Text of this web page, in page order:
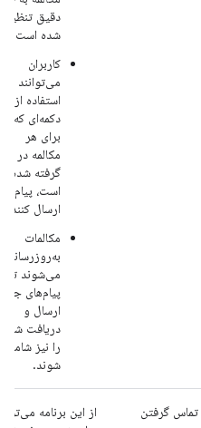
دقیق تنظیم
شده است.
کاربران
می‌توانند با
استفاده از
دکمه‌ای که
برای هر
مکالمه در
گرفته شده
است، پیام
ارسال کنند.
مکالمات
به‌روزرسانی
می‌شوند تا
پیام‌های
ارسال و
دریافت شده
را نیز شامل
شوند.
تماس گرفتن
از این برنامه می‌توان